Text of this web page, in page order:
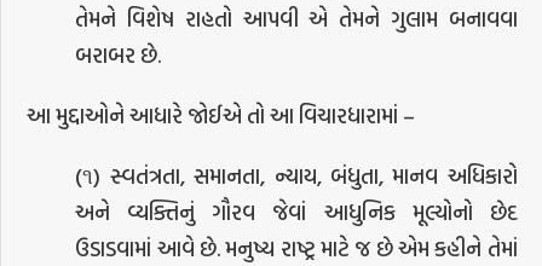
તેમને વિશેષ રાહતો આપવી એ તેમને ગુલામ બનાવવા
બરાબર છે.
આ મુદ્દાઓને આધારે જોઈએ તો આ વિચારધારામાં –
(૧) સ્વતંત્રતા, સમાનતા, ન્યાય, બંધુતા, માનવ અધિકારો
અને વ્યક્તિનું ગૌરવ જેવાં આધુનિક મૂલ્યોનો છેદ
ઉડાડવામાં આવે છે. મનુષ્ય રાષ્ટ્ર માટે જ છે એમ કહીને તેમાં